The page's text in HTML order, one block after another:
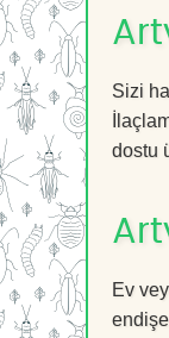
Sizi
dostu
Ev